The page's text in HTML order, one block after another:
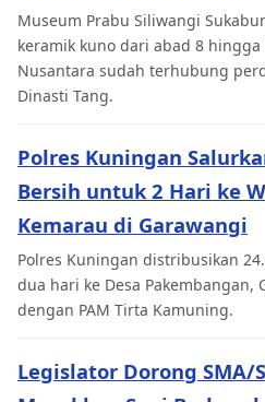
Museum Prabu Siliwangi
keramik kuno dari abad 8
Nusantara sudah terhubung
Dinasti Tang.
Polres Kuningan
Bersih untuk 2 Hari ke
Kemarau di Garawangi
Polres Kuningan distribusikan
dua hari ke Desa Pakembangan,
dengan PAM Tirta Kamuning.
Legislator Dorong SMA/